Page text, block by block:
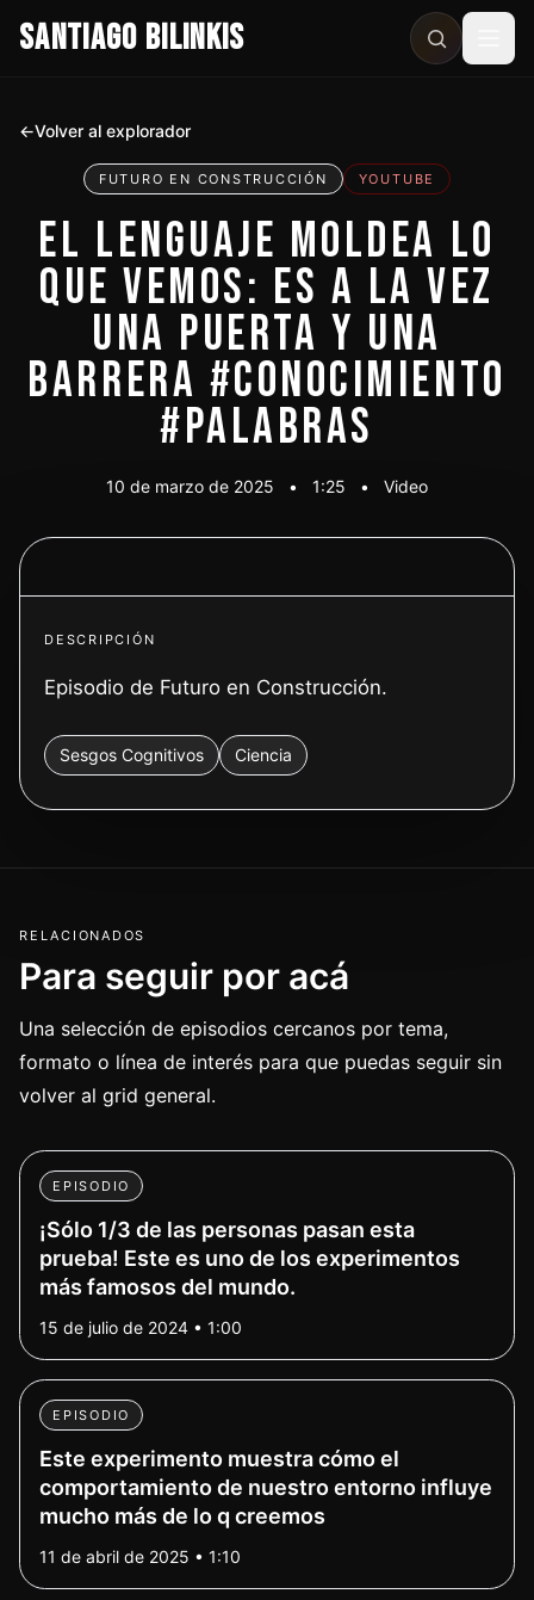
SANTIAGO BILINKIS
←Volver al explorador
FUTURO EN CONSTRUCCIÓN YOUTUBE
EL LENGUAJE MOLDEA LO
QUE VEMOS: ES A LA VEZ
UNA PUERTA Y UNA
BARRERA #CONOCIMIENTO
#PALABRAS
10 de marzo de 2025 • 1:25 • Video
DESCRIPCIÓN
Episodio de Futuro en Construcción.
Sesgos Cognitivos Ciencia
RELACIONADOS
Para seguir por acá
Una selección de episodios cercanos por tema,
formato o línea de interés para que puedas seguir sin
volver al grid general.
EPISODIO
¡Sólo 1/3 de las personas pasan esta
prueba! Este es uno de los experimentos
más famosos del mundo.
15 de julio de 2024 • 1:00
EPISODIO
Este experimento muestra cómo el
comportamiento de nuestro entorno influye
mucho más de lo q creemos
11 de abril de 2025 • 1:10